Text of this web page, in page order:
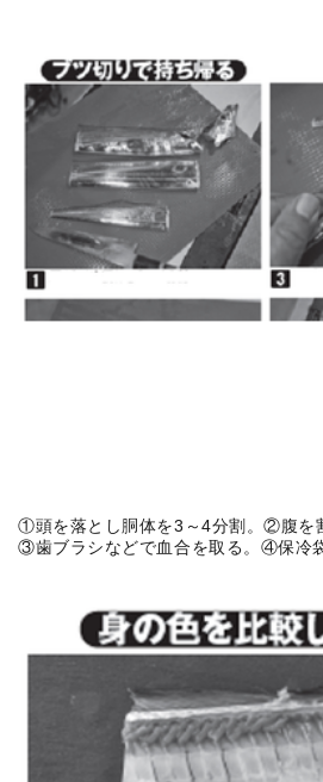
①頭を落とし胴体を3～4分割。②腹を
③歯ブラシなどで血合を取る。④保冷